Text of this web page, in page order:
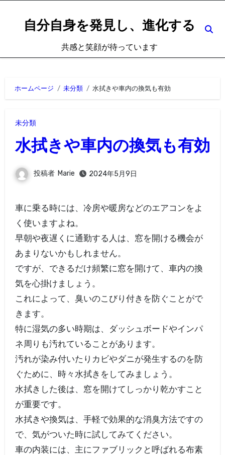
自分自身を発見し、進化する
共感と笑顔が待っています
ホームページ 未分類 水拭きや車内の換気も有効
未分類
水拭きや車内の換気も有効
投稿者 Marie 2024年5月9日
車に乗る時には、冷房や暖房などのエアコンをよ
く使いますよね。
早朝や夜遅くに通勤する人は、窓を開ける機会が
あまりないかもしれません。
ですが、できるだけ頻繁に窓を開けて、車内の換
気を心掛けましょう。
これによって、臭いのこびり付きを防ぐことがで
きます。
特に湿気の多い時期は、ダッシュボードやインパ
ネ周りも汚れていることがあります。
汚れが染み付いたりカビやダニが発生するのを防
ぐために、時々水拭きをしてみましょう。
水拭きした後は、窓を開けてしっかり乾かすこと
が重要です。
水拭きや換気は、手軽で効果的な消臭方法ですの
で、気がついた時に試してみてください。
車の内装には、主にファブリックと呼ばれる布素